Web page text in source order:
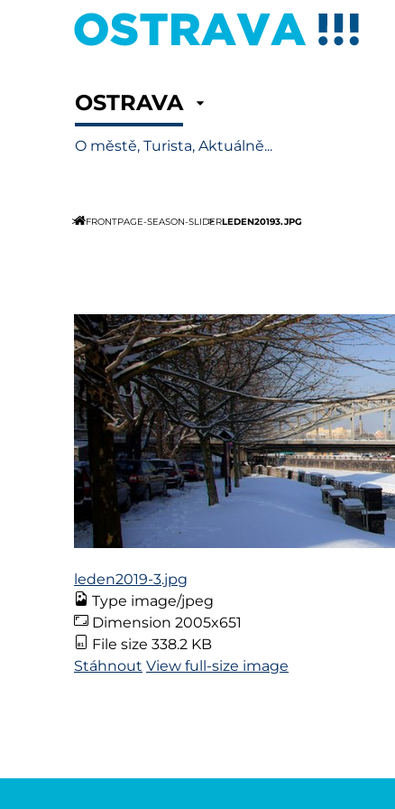
OSTRAVA
O městě, Turista, Aktuálně...
FRONTPAGE-SEASON-SLIDERLEDEN20193.JPG
leden2019-3.jpg
Type image/jpeg
Dimension 2005x651
File size 338.2 KB
Stáhnout View full-size image